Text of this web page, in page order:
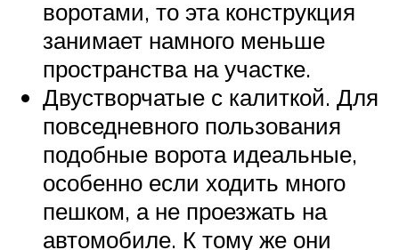
воротами, то эта конструкция
занимает намного меньше
пространства на участке.
Двустворчатые с калиткой. Для
повседневного пользования
подобные ворота идеальные,
особенно если ходить много
пешком, а не проезжать на
автомобиле. К тому же они